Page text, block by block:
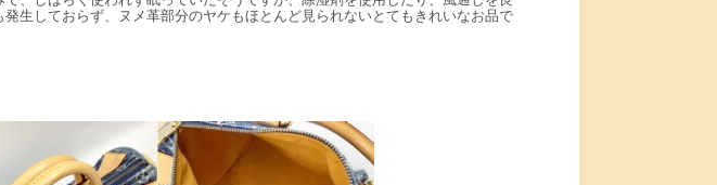
生しておらず、ヌメ革部分のヤケもほとんど見られないとてもきれいなお品で